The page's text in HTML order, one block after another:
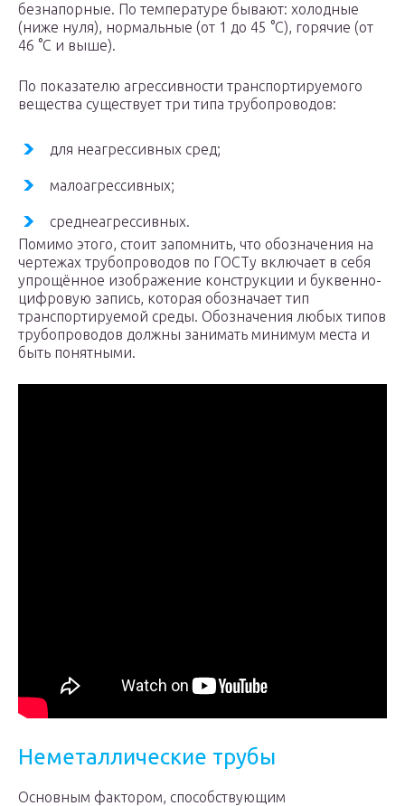
безнапорные. По температуре бывают: холодные
(ниже нуля), нормальные (от 1 до 45 °C), горячие (от
46 °C и выше).
По показателю агрессивности транспортируемого
вещества существует три типа трубопроводов:
для неагрессивных сред;
малоагрессивных;
среднеагрессивных.
Помимо этого, стоит запомнить, что обозначения на
чертежах трубопроводов по ГОСТу включает в себя
упрощённое изображение конструкции и буквенно-
цифровую запись, которая обозначает тип
транспортируемой среды. Обозначения любых типов
трубопроводов должны занимать минимум места и
быть понятными.
Неметаллические трубы
Основным фактором, способствующим